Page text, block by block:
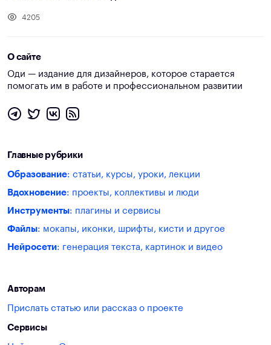
4205
О сайте
Оди — издание для дизайнеров, которое старается
помогать им в работе и профессиональном развитии
Главные рубрики
Образование: статьи, курсы, уроки, лекции
Вдохновение: проекты, коллективы и люди
Инструменты: плагины и сервисы
Файлы: мокапы, иконки, шрифты, кисти и другое
Нейросети: генерация текста, картинок и видео
Авторам
Прислать статью или рассказ о проекте
Сервисы